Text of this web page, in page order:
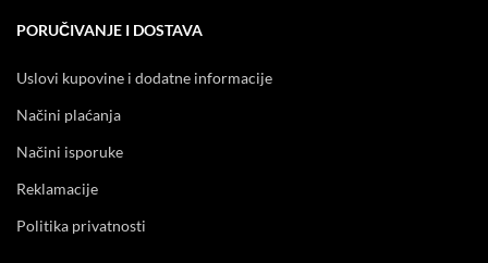
PORUČIVANJE I DOSTAVA
Uslovi kupovine i dodatne informacije
Načini plaćanja
Načini isporuke
Reklamacije
Politika privatnosti